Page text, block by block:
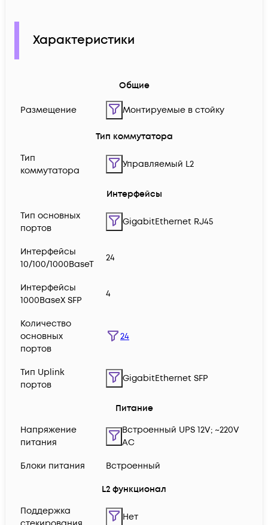
Характеристики
Общие
Размещение Монтируемые в стойку
Тип коммутатора
Тип
коммутатора
Управляемый L2
Интерфейсы
Тип основных
портов
GigabitEthernet RJ45
Интерфейсы
10/100/1000BaseT
24
Интерфейсы
1000BaseX SFP
4
Количество
основных
портов
24
Тип Uplink
портов
GigabitEthernet SFP
Питание
Напряжение
питания
Встроенный UPS 12V; ~220V
AC
Блоки питания Встроенный
L2 функционал
Поддержка
Нет